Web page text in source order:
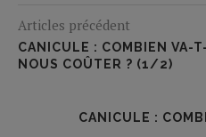
Articles précédent
CANICULE : COMBIEN VA-
NOUS COÛTER ? (1/2)
CANICULE :